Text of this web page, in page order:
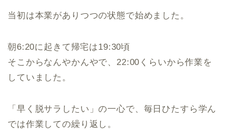
当初は本業がありつつの状態で始めました。
朝6:20に起きて帰宅は19:30頃
そこからなんやかんやで、22:00くらいから作業を
していました。
「早く脱サラしたい」の一心で、毎日ひたすら学ん
では作業しての繰り返し。